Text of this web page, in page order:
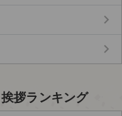
keyboard_arrow_right
keyboard_arrow_right
拶ランキング